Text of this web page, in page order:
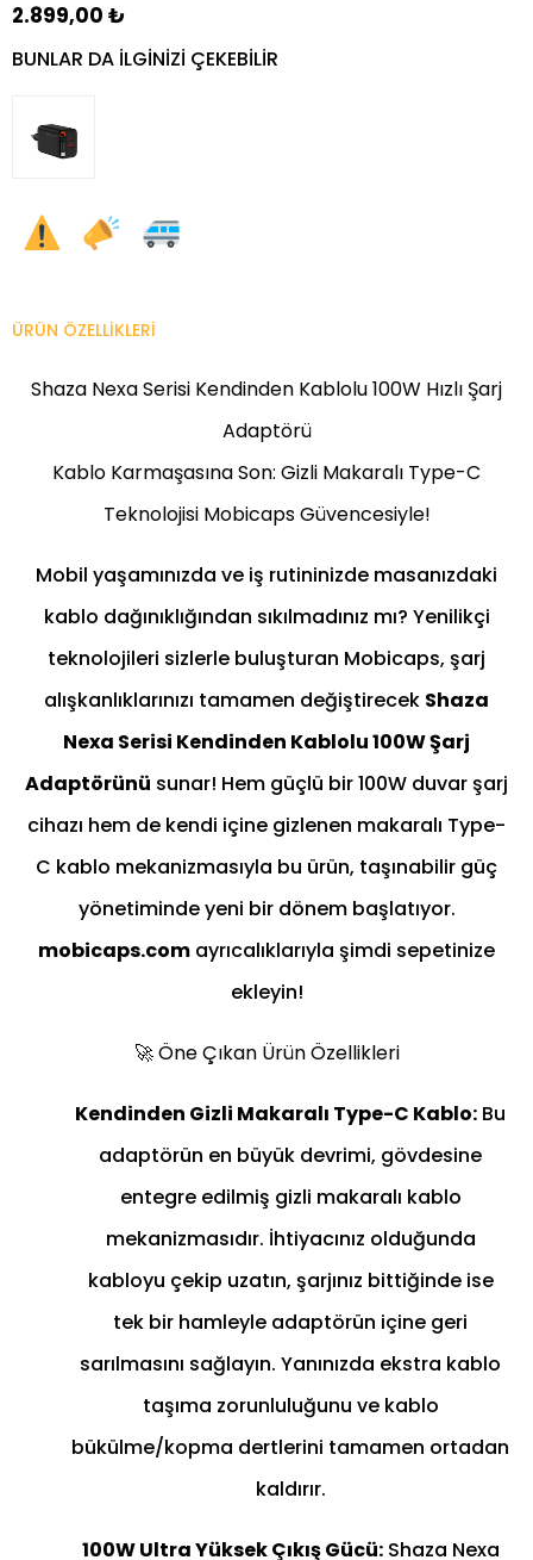
2.899,00 ₺
BUNLAR DA ILGINIZI ÇEKEBILIR
ÜRÜN ÖZELLIKLERI
Shaza Nexa Serisi Kendinden Kablolu 100W Hızlı Şarj
Adaptörü
Kablo Karmaşasına Son: Gizli Makaralı Type-C
Teknolojisi Mobicaps Güvencesiyle!
Mobil yaşamınızda ve iş rutininizde masanızdaki
kablo dağınıklığından sıkılmadınız mı? Yenilikçi
teknolojileri sizlerle buluşturan Mobicaps, şarj
alışkanlıklarınızı tamamen değiştirecek Shaza
Nexa Serisi Kendinden Kablolu 100W Şarj
Adaptörünü sunar! Hem güçlü bir 100W duvar şarj
cihazı hem de kendi içine gizlenen makaralı Type-
C kablo mekanizmasıyla bu ürün, taşınabilir güç
yönetiminde yeni bir dönem başlatıyor.
mobicaps.com ayrıcalıklarıyla şimdi sepetinize
ekleyin!
🚀 Öne Çıkan Ürün Özellikleri
Kendinden Gizli Makaralı Type-C Kablo: Bu
adaptörün en büyük devrimi, gövdesine
entegre edilmiş gizli makaralı kablo
mekanizmasıdır. İhtiyacınız olduğunda
kabloyu çekip uzatın, şarjınız bittiğinde ise
tek bir hamleyle adaptörün içine geri
sarılmasını sağlayın. Yanınızda ekstra kablo
taşıma zorunluluğunu ve kablo
bükülme/kopma dertlerini tamamen ortadan
kaldırır.
100W Ultra Yüksek Çıkış Gücü:Shaza Nexa